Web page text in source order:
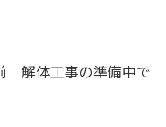
解体工事の準備中で